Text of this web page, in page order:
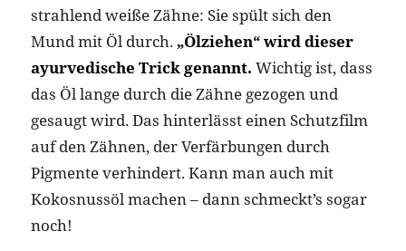
strahlend weiße Zähne: Sie spült sich den
Mund mit Öl durch. „Ölziehen“ wird dieser
ayurvedische Trick genannt. Wichtig ist, dass
das Öl lange durch die Zähne gezogen und
gesaugt wird. Das hinterlässt einen Schutzfilm
auf den Zähnen, der Verfärbungen durch
Pigmente verhindert. Kann man auch mit
Kokosnussöl machen – dann schmeckt’s sogar
noch!